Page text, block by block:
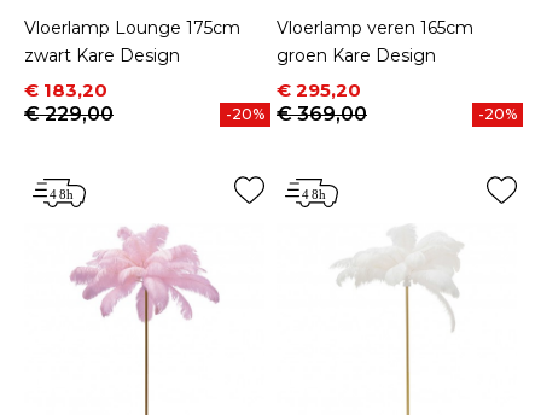
Vloerlamp Lounge 175cm
zwart Kare Design
Prijs
€ 183,20
Normale prijs
€ 229,00
-20%
Vloerlamp veren 165cm
groen Kare Design
Prijs
€ 295,20
Normale prijs
€ 369,00
-20%